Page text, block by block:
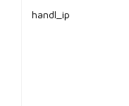
handl_ip